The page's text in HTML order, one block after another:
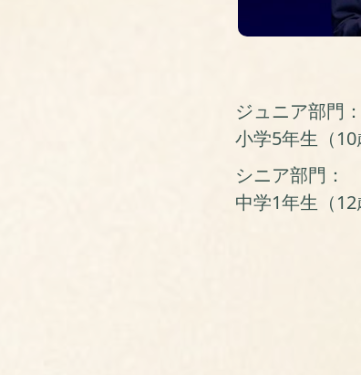
ジュニア部門：
小学5年生（
シニア部門：
中学1年生（